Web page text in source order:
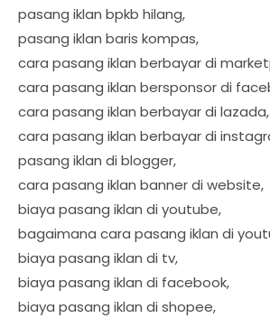
pasang iklan bpkb hilang,
pasang iklan baris kompas,
cara pasang iklan berbayar di
cara pasang iklan bersponsor di
cara pasang iklan berbayar di lazada,
cara pasang iklan berbayar di
pasang iklan di blogger,
cara pasang iklan banner di website,
biaya pasang iklan di youtube,
bagaimana cara pasang iklan di
biaya pasang iklan di tv,
biaya pasang iklan di facebook,
biaya pasang iklan di shopee,